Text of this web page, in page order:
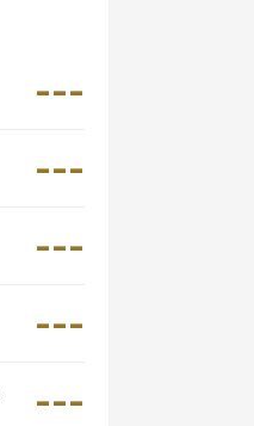
---
---
---
---
---